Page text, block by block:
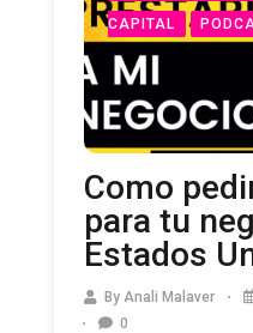
CAPITAL
Como
para tu
Estados
By Anali Malaver
0